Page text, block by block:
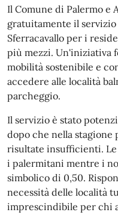
Il Comune di Palermo e
gratuitamente il
Sferracavallo per i
più mezzi. Un'iniziativa
mobilità sostenibile e
accedere alle località
parcheggio.
Il servizio è stato
dopo che nella
risultate insufficienti.
i palermitani mentre i
simbolico di 0,50.
necessità delle località
imprescindibile per chi